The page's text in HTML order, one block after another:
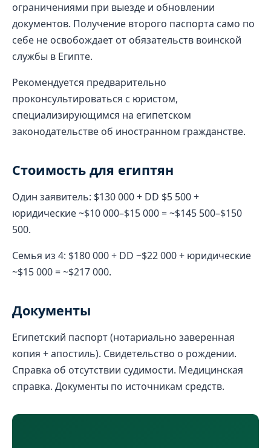
ограничениями при выезде и обновлении
документов. Получение второго паспорта само по
себе не освобождает от обязательств воинской
службы в Египте.
Рекомендуется предварительно
проконсультироваться с юристом,
специализирующимся на египетском
законодательстве об иностранном гражданстве.
Стоимость для египтян
Один заявитель: $130 000 + DD $5 500 +
юридические ~$10 000–$15 000 = ~$145 500–$150
500.
Семья из 4: $180 000 + DD ~$22 000 + юридические
~$15 000 = ~$217 000.
Документы
Египетский паспорт (нотариально заверенная
копия + апостиль). Свидетельство о рождении.
Справка об отсутствии судимости. Медицинская
справка. Документы по источникам средств.